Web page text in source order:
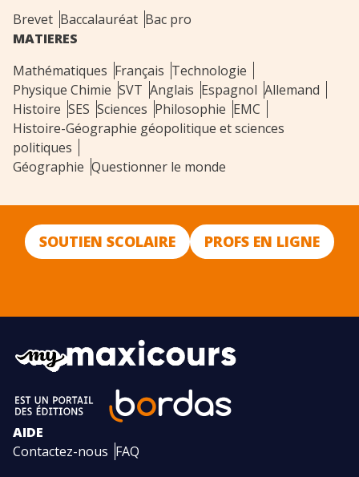
Brevet Baccalauréat Bac pro
MATIERES
Mathématiques Français Technologie
Physique Chimie SVT Anglais Espagnol Allemand
Histoire SES Sciences Philosophie EMC
Histoire-Géographie géopolitique et sciences
politiques
Géographie Questionner le monde
SOUTIEN SCOLAIRE PROFS EN LIGNE
AIDE
Contactez-nous FAQ